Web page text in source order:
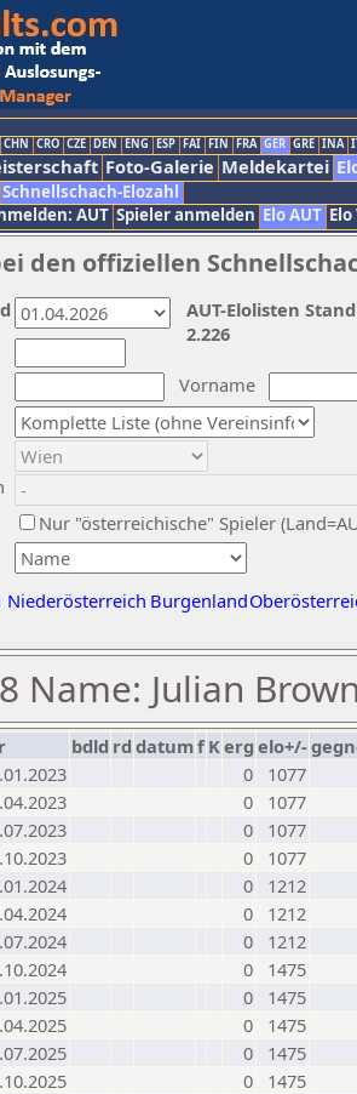
CHN CRO CZE DEN ENG ESP FAI FIN FRA GER GRE INA
Foto-Galerie Meldekartei
Schnellschach-Elozahl
AUT Spieler anmelden Elo AUT
den offiziellen
Vorname
Nur "österreichische" Spieler
Niederösterreich Burgenland
AUT-Elolisten
2.226
Name: Julian
bdld rd datumf Kerg elo+/-
0
1077
0
1077
0
1077
0
1077
0
1212
0
1212
0
1212
0
1475
0
1475
0
1475
0
1475
0
1475